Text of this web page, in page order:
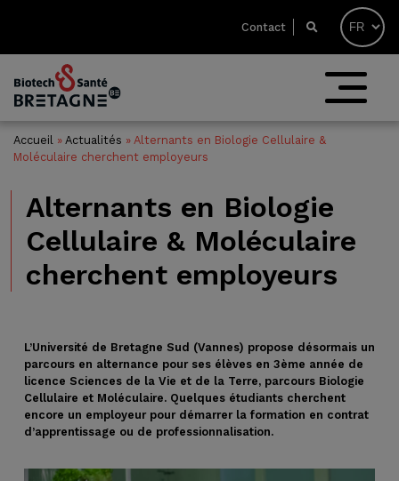
Contact
Accueil » Actualités » Alternants en Biologie Cellulaire &
Moléculaire cherchent employeurs
Alternants en Biologie
Cellulaire & Moléculaire
cherchent employeurs
L’Université de Bretagne Sud (Vannes) propose désormais un
parcours en alternance pour ses élèves en 3ème année de
licence Sciences de la Vie et de la Terre, parcours Biologie
Cellulaire et Moléculaire. Quelques étudiants cherchent
encore un employeur pour démarrer la formation en contrat
d’apprentissage ou de professionnalisation.